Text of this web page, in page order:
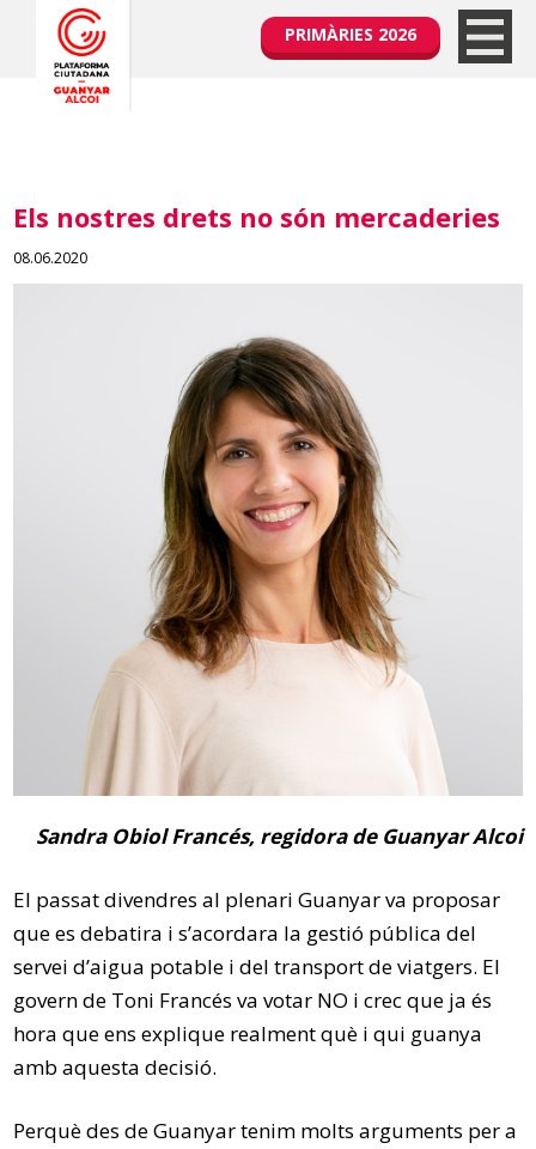
PRIMÀRIES 2026
Els nostres drets no són mercaderies
08.06.2020
Sandra Obiol Francés, regidora de Guanyar Alcoi
El passat divendres al plenari Guanyar va proposar
que es debatira i s’acordara la gestió pública del
servei d’aigua potable i del transport de viatgers. El
govern de Toni Francés va votar NO i crec que ja és
hora que ens explique realment què i qui guanya
amb aquesta decisió.
Perquè des de Guanyar tenim molts arguments per a